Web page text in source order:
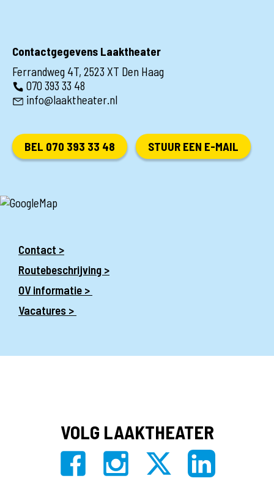
Contactgegevens Laaktheater
Ferrandweg 4T, 2523 XT Den Haag
070 393 33 48
info@laaktheater.nl
BEL 070 393 33 48 STUUR EEN E-MAIL
Contact >
Routebeschrijving >
OV informatie >
Vacatures >
VOLG LAAKTHEATER